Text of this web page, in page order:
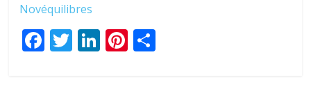
Novéquilibres
F T Li Pi